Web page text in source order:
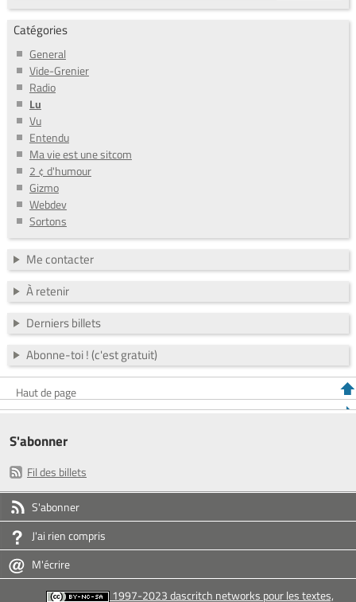
Catégories
General
Vide-Grenier
Radio
Lu
Vu
Entendu
Ma vie est une sitcom
2 ¢ d'humour
Gizmo
Webdev
Sortons
Me contacter
À retenir
Derniers billets
Abonne-toi ! (c'est gratuit)
Haut de page
S'abonner
Fil des billets
S'abonner
J'ai rien compris
M'écrire
1997-2023 dascritch networks pour les textes,